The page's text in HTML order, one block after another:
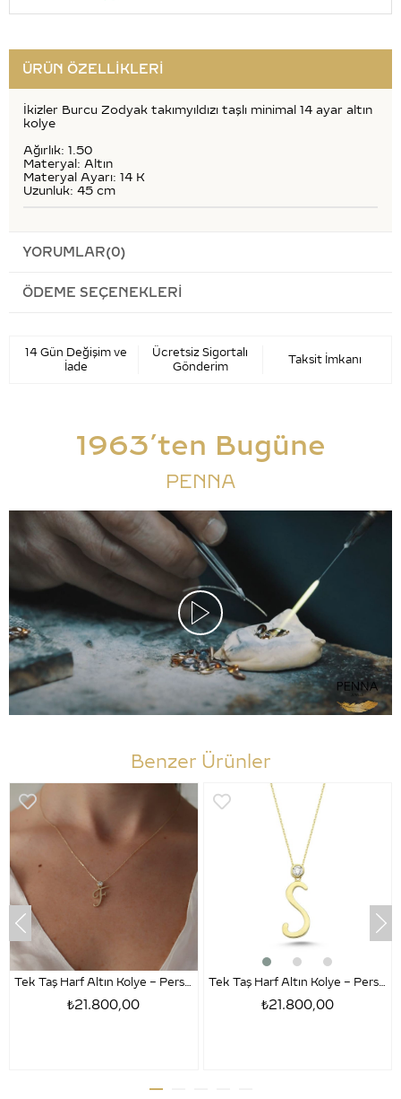
ÜRÜN ÖZELLIKLERI
İkizler Burcu Zodyak takımyıldızı taşlı minimal 14 ayar altın
kolye
Ağırlık: 1.50
Materyal: Altın
Materyal Ayarı: 14 K
Uzunluk: 45 cm
YORUMLAR(0)
ÖDEME SEÇENEKLERI
14 Gün Değişim ve
İade
Ücretsiz Sigortalı
Gönderim
Taksit İmkanı
1963’ten Bugüne
PENNA
Benzer Ürünler
Tek Taş Harf Altın Kolye – Persona F Harfi
₺21.800,00
Tek Taş Harf Altın Kolye – Persona S Harfi
₺21.800,00